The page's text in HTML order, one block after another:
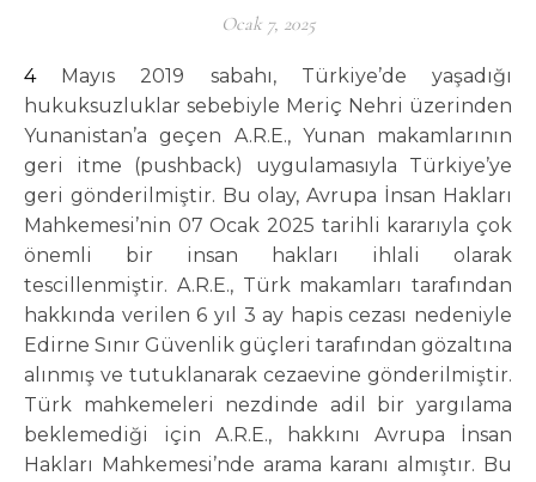
Ocak 7, 2025
4 Mayıs 2019 sabahı, Türkiye’de yaşadığı
hukuksuzluklar sebebiyle Meriç Nehri üzerinden
Yunanistan’a geçen A.R.E., Yunan makamlarının
geri itme (pushback) uygulamasıyla Türkiye’ye
geri gönderilmiştir. Bu olay, Avrupa İnsan Hakları
Mahkemesi’nin 07 Ocak 2025 tarihli kararıyla çok
önemli bir insan hakları ihlali olarak
tescillenmiştir. A.R.E., Türk makamları tarafından
hakkında verilen 6 yıl 3 ay hapis cezası nedeniyle
Edirne Sınır Güvenlik güçleri tarafından gözaltına
alınmış ve tutuklanarak cezaevine gönderilmiştir.
Türk mahkemeleri nezdinde adil bir yargılama
beklemediği için A.R.E., hakkını Avrupa İnsan
Hakları Mahkemesi’nde arama karanı almıştır. Bu